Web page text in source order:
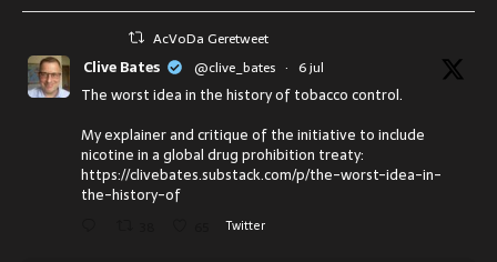
AcVoDa Geretweet
Clive Bates @clive_bates · 6 jul
The worst idea in the history of tobacco control.
My explainer and critique of the initiative to include
nicotine in a global drug prohibition treaty:
https://clivebates.substack.com/p/the-worst-idea-in-
the-history-of
Twitter